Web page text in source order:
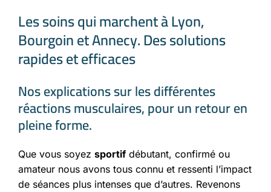
Les soins qui marchent à Lyon,
Bourgoin et Annecy. Des solutions
rapides et efficaces
Nos explications sur les différentes
réactions musculaires, pour un retour en
pleine forme.
Que vous soyez sportifdébutant, confirmé ou
amateur nous avons tous connu et ressenti l’impact
de séances plus intenses que d’autres. Revenons